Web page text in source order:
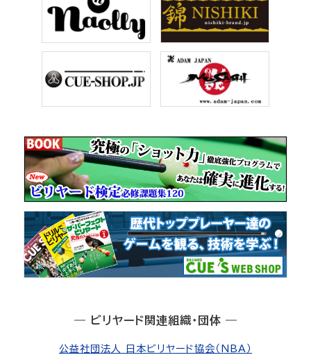
― ビリヤード関連組織・団体 ―
公益社団法人 日本ビリヤード協会（NBA）